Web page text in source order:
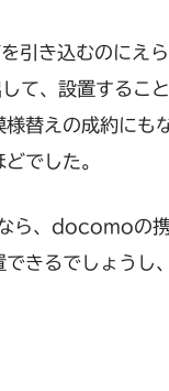
引き込むのにえ
て、設置するこ
替えの成約にも
でした。
ら、docomoの携
できるでしょう